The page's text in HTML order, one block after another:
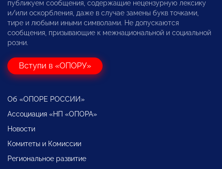
публикуем сообщения, содержащие нецензурную лексику
и/или оскорбления, даже в случае замены букв точками,
тире и любыми иными символами. Не допускаются
сообщения, призывающие к межнациональной и социальной
розни.
Вступи в «ОПОРУ»
Об «ОПОРЕ РОССИИ»
Ассоциация «НП «ОПОРА»
Новости
Комитеты и Комиссии
Региональное развитие